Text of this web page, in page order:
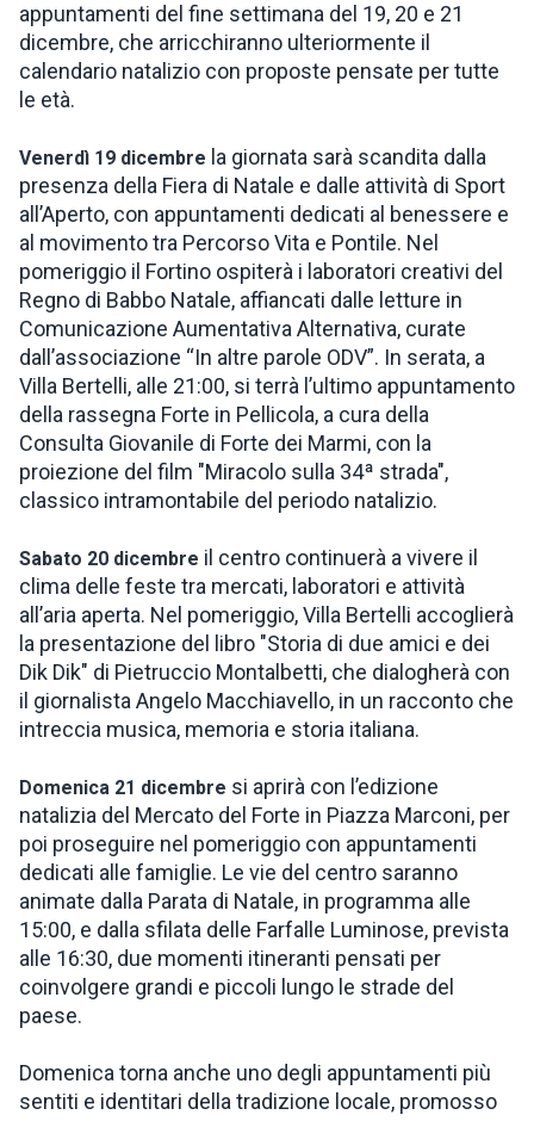
appuntamenti del fine settimana del 19, 20 e 21
dicembre, che arricchiranno ulteriormente il
calendario natalizio con proposte pensate per tutte
le età.
Venerdì 19 dicembre la giornata sarà scandita dalla
presenza della Fiera di Natale e dalle attività di Sport
all’Aperto, con appuntamenti dedicati al benessere e
al movimento tra Percorso Vita e Pontile. Nel
pomeriggio il Fortino ospiterà i laboratori creativi del
Regno di Babbo Natale, affiancati dalle letture in
Comunicazione Aumentativa Alternativa, curate
dall’associazione “In altre parole ODV”. In serata, a
Villa Bertelli, alle 21:00, si terrà l’ultimo appuntamento
della rassegna Forte in Pellicola, a cura della
Consulta Giovanile di Forte dei Marmi, con la
proiezione del film "Miracolo sulla 34ª strada",
classico intramontabile del periodo natalizio.
Sabato 20 dicembre il centro continuerà a vivere il
clima delle feste tra mercati, laboratori e attività
all’aria aperta. Nel pomeriggio, Villa Bertelli accoglierà
la presentazione del libro "Storia di due amici e dei
Dik Dik" di Pietruccio Montalbetti, che dialogherà con
il giornalista Angelo Macchiavello, in un racconto che
intreccia musica, memoria e storia italiana.
Domenica 21 dicembre si aprirà con l’edizione
natalizia del Mercato del Forte in Piazza Marconi, per
poi proseguire nel pomeriggio con appuntamenti
dedicati alle famiglie. Le vie del centro saranno
animate dalla Parata di Natale, in programma alle
15:00, e dalla sfilata delle Farfalle Luminose, prevista
alle 16:30, due momenti itineranti pensati per
coinvolgere grandi e piccoli lungo le strade del
paese.
Domenica torna anche uno degli appuntamenti più
sentiti e identitari della tradizione locale, promosso